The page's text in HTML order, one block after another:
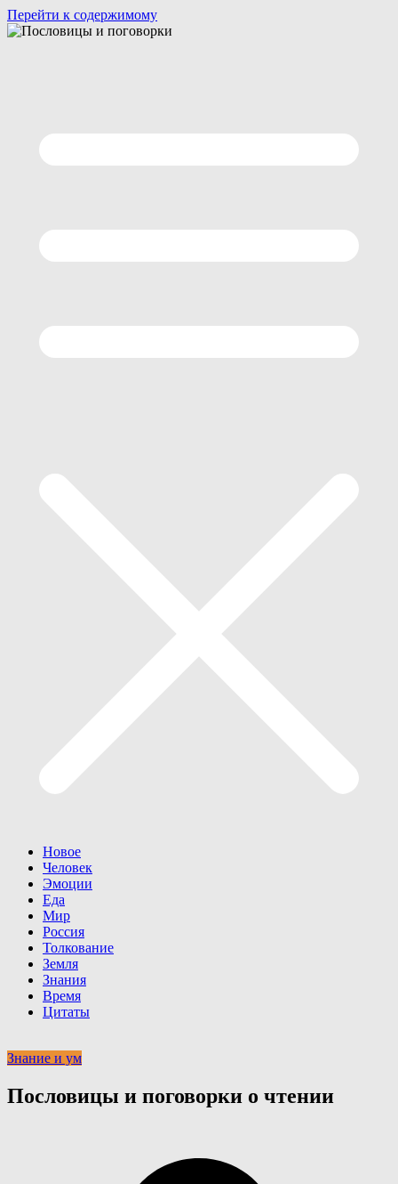
Перейти к содержимому
Новое
Человек
Эмоции
Еда
Мир
Россия
Толкование
Земля
Знания
Время
Цитаты
Знание и ум
Пословицы и поговорки о чтении